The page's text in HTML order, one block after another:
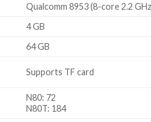
Qualcomm 8953 (8-core 2.2
4 GB
64 GB
Supports TF card
N80: 72
N80T: 184